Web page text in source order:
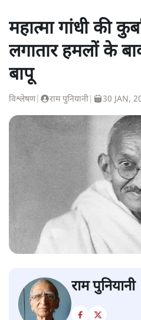
महात्मा गांधी की
लगातार हमलों के
बापू
विश्लेषण| राम पुनियानी 30 JAN,
राम पुनियानी